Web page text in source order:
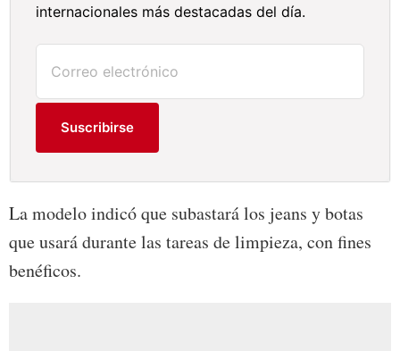
internacionales más destacadas del día.
Suscribirse
La modelo indicó que subastará los jeans y botas
que usará durante las tareas de limpieza, con fines
benéficos.